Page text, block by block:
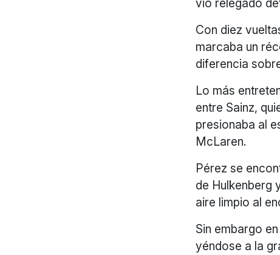
vio relegado
Con diez
marcaba un
diferencia
Lo más
entre Sainz,
presionaba al
McLaren.
Pérez se
de Hulkenberg
aire limpio al
Sin embargo
yéndose a la